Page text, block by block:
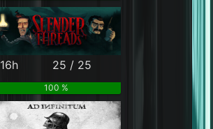
16h 25 / 25
100 %